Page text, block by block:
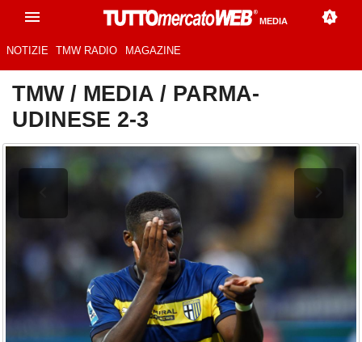
MEDIA
NOTIZIE TMW RADIO MAGAZINE
TMW/ MEDIA / PARMA-
UDINESE 2-3